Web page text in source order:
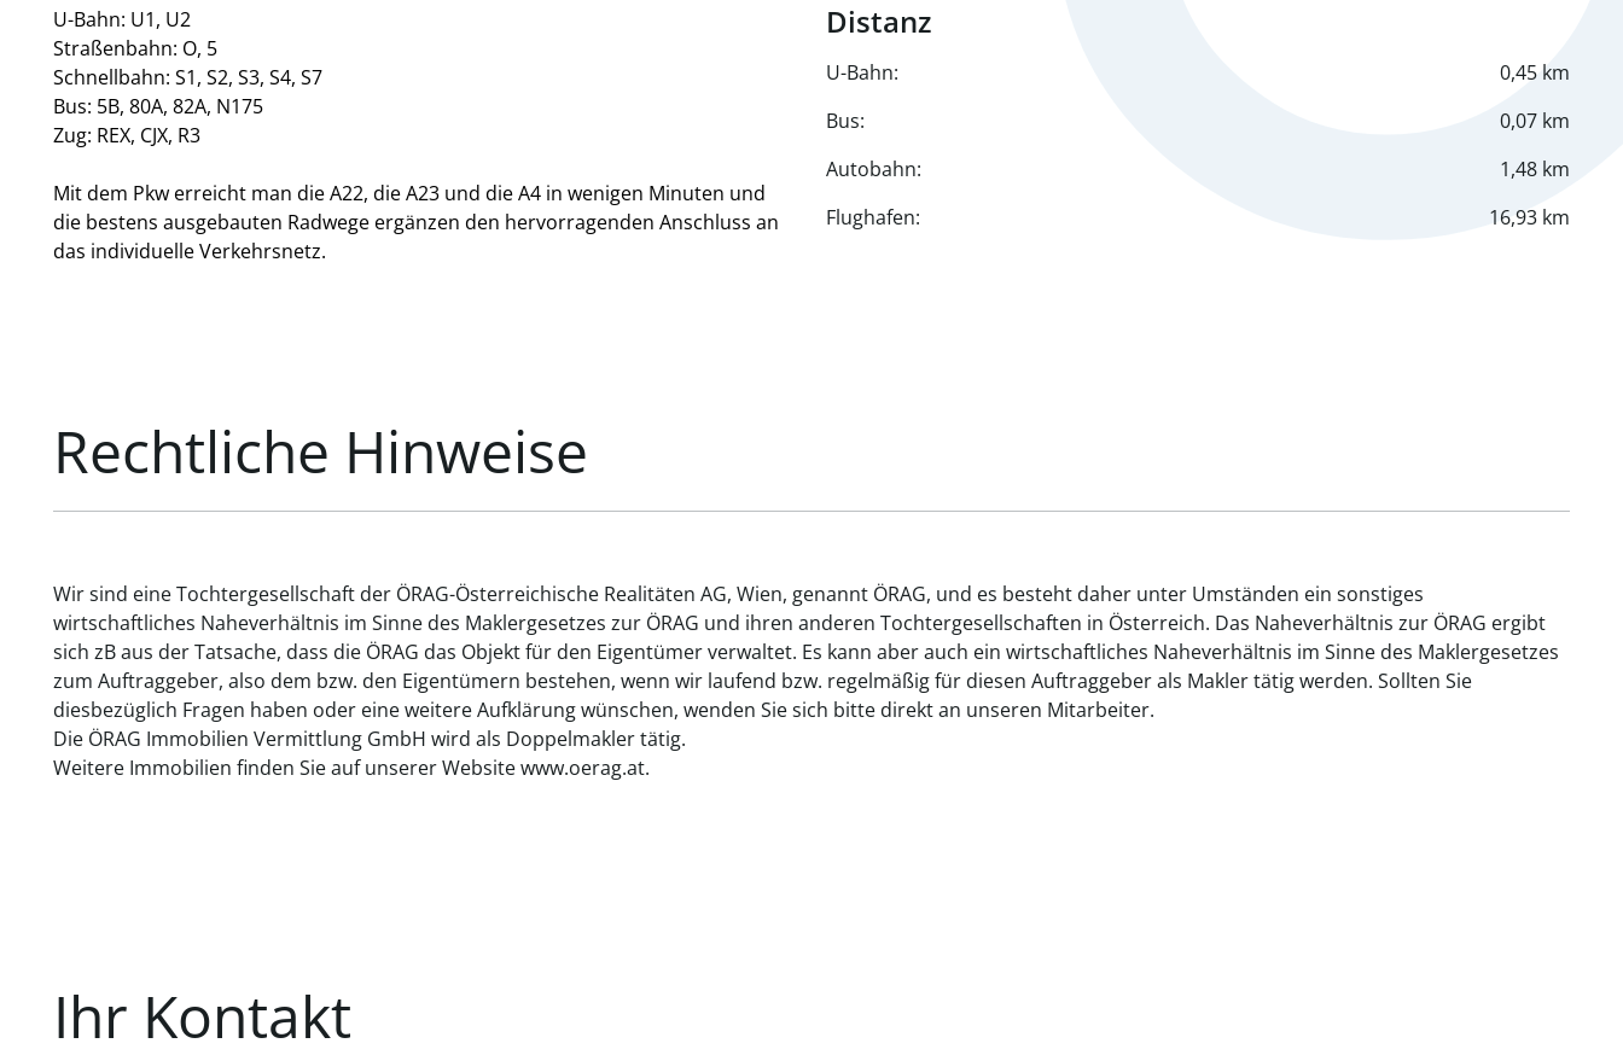
U-Bahn: U1, U2
Straßenbahn: O, 5
Schnellbahn: S1, S2, S3, S4, S7
Bus: 5B, 80A, 82A, N175
Zug: REX, CJX, R3
Mit dem Pkw erreicht man die A22, die A23 und die A4 in wenigen Minuten und
die bestens ausgebauten Radwege ergänzen den hervorragenden Anschluss an
das individuelle Verkehrsnetz.
Distanz
U-Bahn:
0,45 km
Bus:
0,07 km
Autobahn:
1,48 km
Flughafen:
16,93 km
Rechtliche Hinweise
Wir sind eine Tochtergesellschaft der ÖRAG-Österreichische Realitäten AG, Wien, genannt ÖRAG, und es besteht daher unter Umständen ein sonstiges
wirtschaftliches Naheverhältnis im Sinne des Maklergesetzes zur ÖRAG und ihren anderen Tochtergesellschaften in Österreich. Das Naheverhältnis zur ÖRAG ergibt
sich zB aus der Tatsache, dass die ÖRAG das Objekt für den Eigentümer verwaltet. Es kann aber auch ein wirtschaftliches Naheverhältnis im Sinne des Maklergesetzes
zum Auftraggeber, also dem bzw. den Eigentümern bestehen, wenn wir laufend bzw. regelmäßig für diesen Auftraggeber als Makler tätig werden. Sollten Sie
diesbezüglich Fragen haben oder eine weitere Aufklärung wünschen, wenden Sie sich bitte direkt an unseren Mitarbeiter.
Die ÖRAG Immobilien Vermittlung GmbH wird als Doppelmakler tätig.
Weitere Immobilien finden Sie auf unserer Website www.oerag.at.
Ihr Kontakt